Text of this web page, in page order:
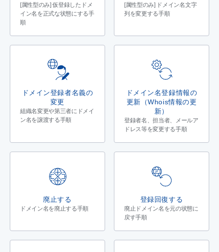
[属性型のみ] 仮登録したドメ
イン名を正式な状態にする手
順
[属性型のみ] ドメイン名文字
列を変更する手順
ドメイン登録者名義の
変更
組織名変更や第三者にドメイ
ン名を譲渡する手順
ドメイン名登録情報の
更新（Whois情報の更
新）
登録者名、担当者、メールア
ドレス等を変更する手順
廃止する
ドメイン名を廃止する手順
登録回復する
廃止ドメイン名を元の状態に
戻す手順